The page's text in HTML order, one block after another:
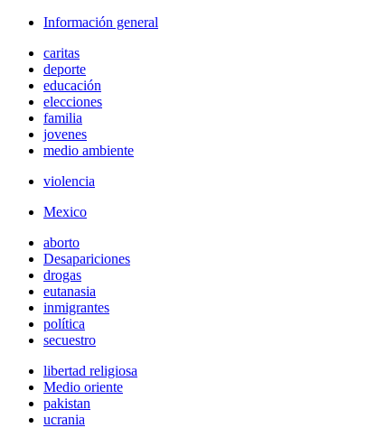
Información general
caritas
deporte
educación
elecciones
familia
jovenes
medio ambiente
violencia
Mexico
aborto
Desapariciones
drogas
eutanasia
inmigrantes
política
secuestro
libertad religiosa
Medio oriente
pakistan
ucrania